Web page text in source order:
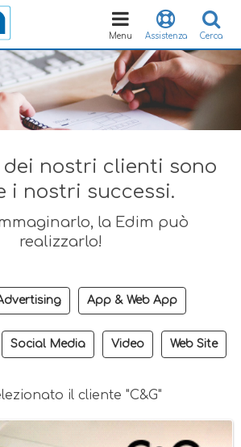
Cerca
Assistenza
Toggle
navigation
Menu
dei nostri clienti sono
i nostri successi.
la Edim può
realizzarlo!
App & Web App
Social Media Video Web Site
il cliente "C&G"